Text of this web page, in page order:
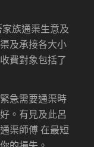
族通渠生意及
及承接各大小
費對象包括了
急需要通渠時
。有見及此呂
渠師傅 在最短